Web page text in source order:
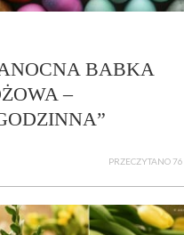
BABKA
–
PRZECZYTANO